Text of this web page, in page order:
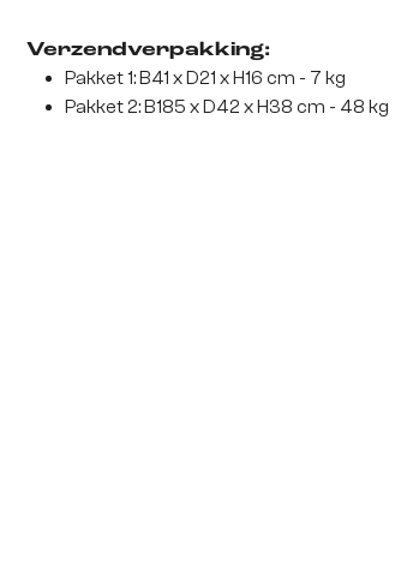
Verzendverpakking:
Pakket 1: B41 x D21 x H16 cm - 7 kg
Pakket 2: B185 x D42 x H38 cm - 48 kg